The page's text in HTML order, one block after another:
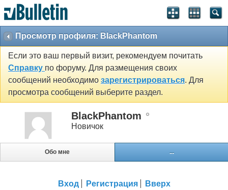
Просмотр профиля: BlackPhantom
Если это ваш первый визит, рекомендуем почитать
Справку по форуму. Для размещения своих
сообщений необходимо зарегистрироваться. Для
просмотра сообщений выберите раздел.
BlackPhantom
Новичок
Обо мне ...
Вход Регистрация Вверх